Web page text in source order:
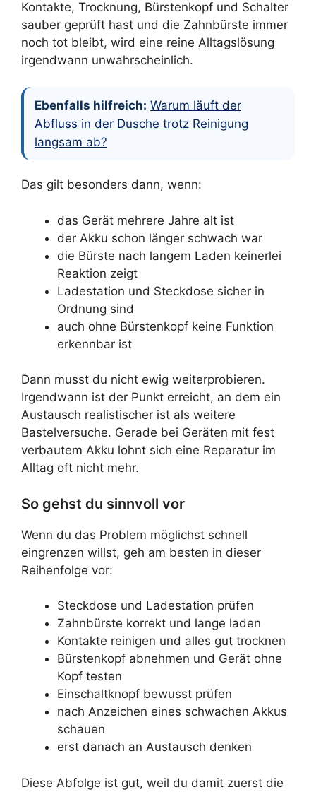
Kontakte, Trocknung, Bürstenkopf und Schalter
sauber geprüft hast und die Zahnbürste immer
noch tot bleibt, wird eine reine Alltagslösung
irgendwann unwahrscheinlich.
Ebenfalls hilfreich: Warum läuft der
Abfluss in der Dusche trotz Reinigung
langsam ab?
Das gilt besonders dann, wenn:
das Gerät mehrere Jahre alt ist
der Akku schon länger schwach war
die Bürste nach langem Laden keinerlei
Reaktion zeigt
Ladestation und Steckdose sicher in
Ordnung sind
auch ohne Bürstenkopf keine Funktion
erkennbar ist
Dann musst du nicht ewig weiterprobieren.
Irgendwann ist der Punkt erreicht, an dem ein
Austausch realistischer ist als weitere
Bastelversuche. Gerade bei Geräten mit fest
verbautem Akku lohnt sich eine Reparatur im
Alltag oft nicht mehr.
So gehst du sinnvoll vor
Wenn du das Problem möglichst schnell
eingrenzen willst, geh am besten in dieser
Reihenfolge vor:
Steckdose und Ladestation prüfen
Zahnbürste korrekt und lange laden
Kontakte reinigen und alles gut trocknen
Bürstenkopf abnehmen und Gerät ohne
Kopf testen
Einschaltknopf bewusst prüfen
nach Anzeichen eines schwachen Akkus
schauen
erst danach an Austausch denken
Diese Abfolge ist gut, weil du damit zuerst die